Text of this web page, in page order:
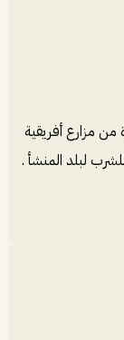
مزارع أفريقية
لبلد المنشأ .